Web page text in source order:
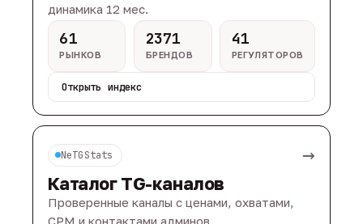
динамика 12 мес.
61
РЫНКОВ
2371
БРЕНДОВ
41
РЕГУЛЯТОРОВ
Открыть индекс
NeTGStats →
Каталог TG-каналов
Проверенные каналы с ценами, охватами,
CPM и контактами админов.